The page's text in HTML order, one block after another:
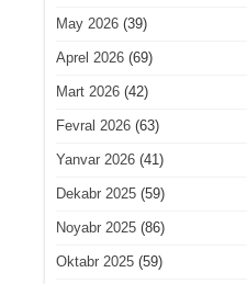
May 2026(39)
Aprel 2026(69)
Mart 2026(42)
Fevral 2026(63)
Yanvar 2026(41)
Dekabr 2025(59)
Noyabr 2025(86)
Oktabr 2025(59)